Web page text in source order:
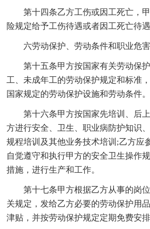
第十四条乙方工伤或因工死亡，
险规定给予工伤待遇或者因工死亡待遇
六劳动保护、劳动条件和职业危
第十五条甲方按国家有关劳动保
工、未成年工的劳动保护规定和标准
国家规定的劳动保护设施和劳动条件。
第十六条甲方按国家先培训、后
方进行安全、卫生、职业病防护知识
规程培训及其他业务技术培训;乙方应
自觉遵守和执行甲方的安全卫生操作
措施，进行生产和工作。
第十七条甲方根据乙方从事的岗
关规定，发给乙方必要的劳动保护用
津贴，并按劳动保护规定定期免费安